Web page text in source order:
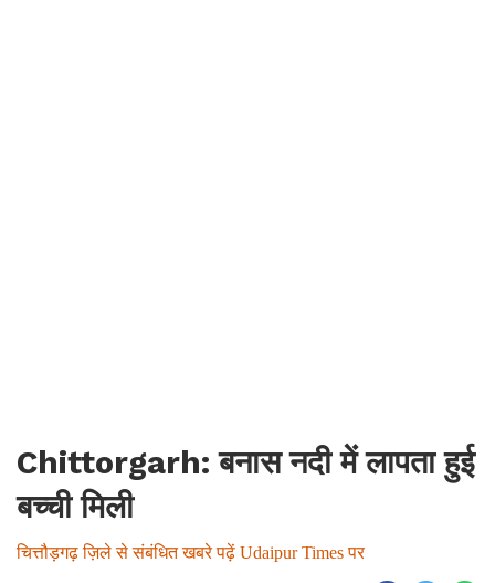
Chittorgarh: बनास नदी में लापता हुई
बच्ची मिली
चित्तौड़गढ़ ज़िले से संबंधित खबरे पढ़ें Udaipur Times पर